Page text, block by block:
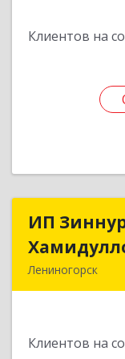
Клиентов на
ИП
Лениногорск
Клиентов на